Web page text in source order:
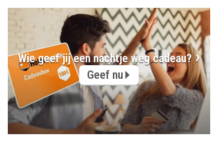
Wie geef jij een nachtje weg cadeau?
Geef nu